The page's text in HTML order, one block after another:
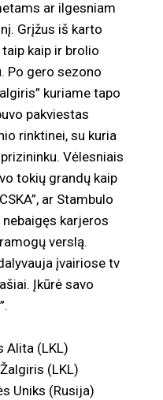
ar ilgesniam
Grįžus iš karto
kaip ir brolio
Po gero sezono
kuriame tapo
pakviestas
rinktinei, su kuria
Vėlesniais
tokių grandų kaip
ar Stambulo
nebaigęs karjeros
verslą.
įvairiose tv
Įkūrė savo
Alita (LKL)
(LKL)
Uniks (Rusija)